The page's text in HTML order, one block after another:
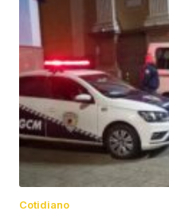
Cotidiano